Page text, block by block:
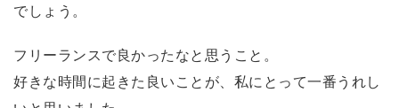
でしょう。
フリーランスで良かったなと思うこと。
好きな時間に起きた良いことが、私にとって一番うれし